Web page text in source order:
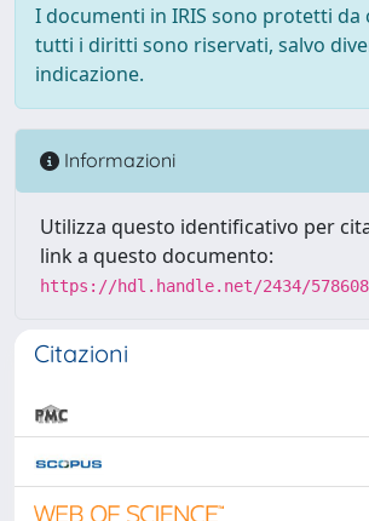
I documenti in IRIS sono protetti da
tutti i diritti sono riservati, salvo
indicazione.
Informazioni
Utilizza questo identificativo per
link a questo documento:
https://hdl.handle.net/2434/578608
Citazioni